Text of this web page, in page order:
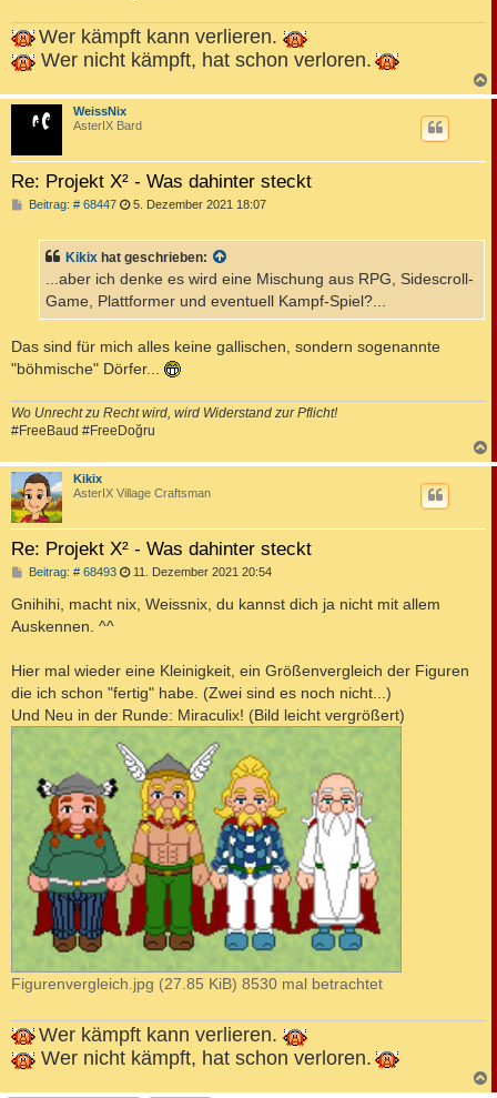
Wer kämpft kann verlieren.
Wer nicht kämpft, hat schon verloren.
a
WeissNix
AsterIX Bard
Re: Projekt X² - Was dahinter steckt
Beitrag: # 68447B
r
a
5. Dezember 2021 18:07
Kikix hat geschrieben:
...aber ich denke es wird eine Mischung aus RPG, Sidescroll-
Game, Plattformer und eventuell Kampf-Spiel?...
Das sind für mich alles keine gallischen, sondern sogenannte
"böhmische" Dörfer...
Wo Unrecht zu Recht wird, wird Widerstand zur Pflicht!
#FreeBaud #FreeDoğru
a
Kikix
AsterIX Village Craftsman
Re: Projekt X² - Was dahinter steckt
Beitrag: # 68493B 11. Dezember 2021 20:54
Gnihihi, macht nix, Weissnix, du kannst dich ja nicht mit allem
Auskennen. ^^
Hier mal wieder eine Kleinigkeit, ein Größenvergleich der Figuren
die ich schon "fertig" habe. (Zwei sind es noch nicht...)
Und Neu in der Runde: Miraculix! (Bild leicht vergrößert)
Figurenvergleich.jpg (27.85 KiB) 8530 mal betrachtet
Wer kämpft kann verlieren.
Wer nicht kämpft, hat schon verloren.
a